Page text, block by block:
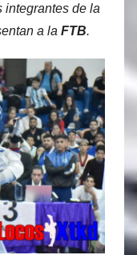
integrantes de la
a la FTB.